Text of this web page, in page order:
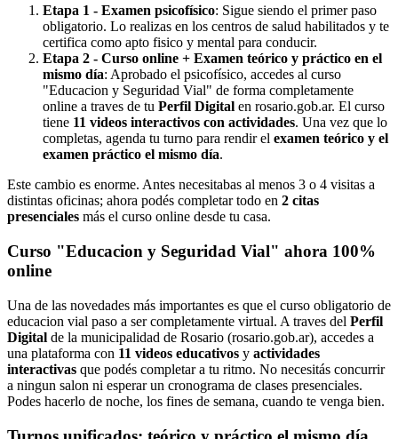
Etapa 1 - Examen psicofísico: Sigue siendo el primer paso
obligatorio. Lo realizas en los centros de salud habilitados y te
certifica como apto fisico y mental para conducir.
Etapa 2 - Curso online + Examen teórico y práctico en el
mismo día: Aprobado el psicofísico, accedes al curso
"Educacion y Seguridad Vial" de forma completamente
online a traves de tu Perfil Digital en rosario.gob.ar. El curso
tiene 11 videos interactivos con actividades. Una vez que lo
completas, agenda tu turno para rendir el examen teórico y el
examen práctico el mismo día.
Este cambio es enorme. Antes necesitabas al menos 3 o 4 visitas a
distintas oficinas; ahora podés completar todo en 2 citas
presenciales más el curso online desde tu casa.
Curso "Educacion y Seguridad Vial" ahora 100%
online
Una de las novedades más importantes es que el curso obligatorio de
educacion vial paso a ser completamente virtual. A traves del Perfil
Digital de la municipalidad de Rosario (rosario.gob.ar), accedes a
una plataforma con 11 videos educativos y actividades
interactivas que podés completar a tu ritmo. No necesitás concurrir
a ningun salon ni esperar un cronograma de clases presenciales.
Podes hacerlo de noche, los fines de semana, cuando te venga bien.